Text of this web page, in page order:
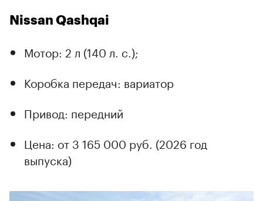
Nissan Qashqai
Мотор: 2 л (140 л. с.);
Коробка передач: вариатор
Привод: передний
Цена: от 3 165 000 руб. (2026 год
выпуска)